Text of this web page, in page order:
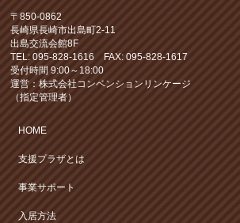
〒850-0862
長崎県長崎市出島町2-11
出島交流会館8F
TEL: 095-828-1616 FAX: 095-828-1617
受付時間 9:00～18:00
運営：株式会社コンベンションリンケージ
（指定管理者）
HOME
支援プラザとは
事業サポート
入居方法